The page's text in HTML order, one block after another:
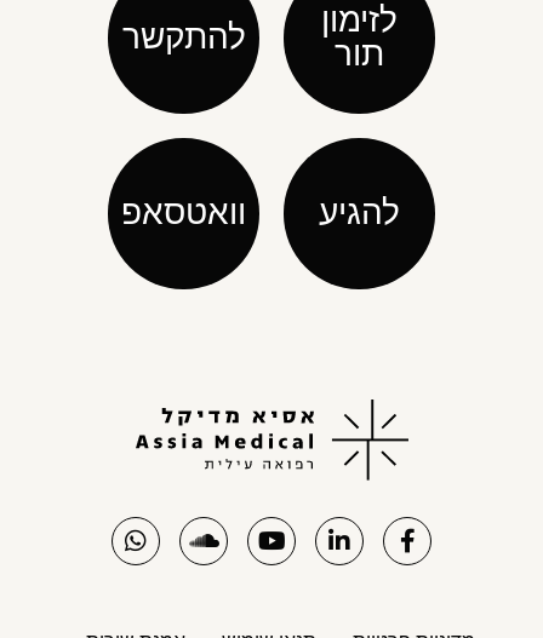
לזימון
תור
להתקשר
להגיע וואטסאפ